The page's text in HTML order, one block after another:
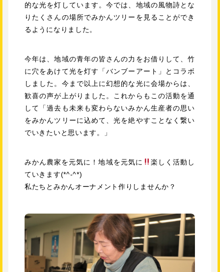
的な光を灯しています。今では、地域の風物詩とな
りたくさんの場所でみかんツリーを見ることができ
るようになりました。
今年は、地域の青年の皆さんの力をお借りして、竹
に穴をあけて光を灯す「バンブーアート」とコラボ
しました。今まで以上に幻想的な光に会場からは、
歓喜の声が上がりました。これからもこの活動を通
して「過去も未来も変わらないみかん生産者の思い
をみかんツリーに込めて、光を絶やすことなく繋い
でいきたいと思います。」
みかん農家を元気に！地域を元気に
楽しく活動し
ていきます(*^-^*)
私たちとみかんオーナメント作りしませんか？